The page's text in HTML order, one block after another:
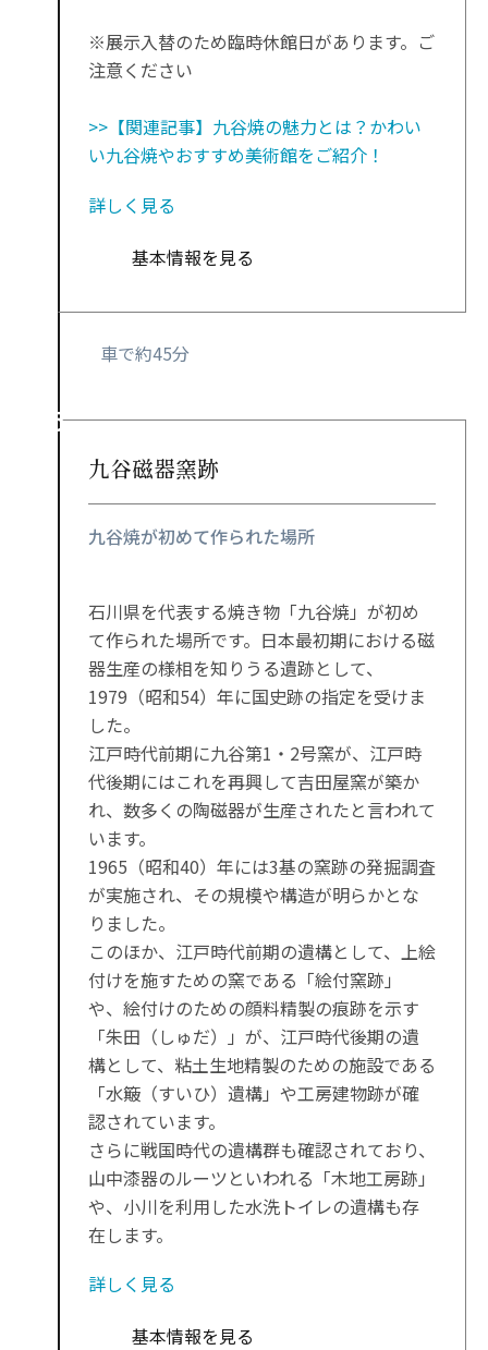
※展示入替のため臨時休館日があります。ご
注意ください
>>【関連記事】九谷焼の魅力とは？かわい
い九谷焼やおすすめ美術館をご紹介！
詳しく見る
基本情報を見る
車で約45分
九谷磁器窯跡
九谷焼が初めて作られた場所
石川県を代表する焼き物「九谷焼」が初め
て作られた場所です。日本最初期における磁
器生産の様相を知りうる遺跡として、
1979（昭和54）年に国史跡の指定を受けま
した。
江戸時代前期に九谷第1・2号窯が、江戸時
代後期にはこれを再興して吉田屋窯が築か
れ、数多くの陶磁器が生産されたと言われて
います。
1965（昭和40）年には3基の窯跡の発掘調査
が実施され、その規模や構造が明らかとな
りました。
このほか、江戸時代前期の遺構として、上絵
付けを施すための窯である「絵付窯跡」
や、絵付けのための顔料精製の痕跡を示す
「朱田（しゅだ）」が、江戸時代後期の遺
構として、粘土生地精製のための施設である
「水簸（すいひ）遺構」や工房建物跡が確
認されています。
さらに戦国時代の遺構群も確認されており、
山中漆器のルーツといわれる「木地工房跡」
や、小川を利用した水洗トイレの遺構も存
在します。
詳しく見る
基本情報を見る